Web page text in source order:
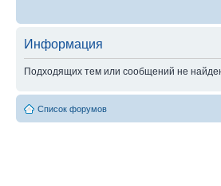
Информация
Подходящих тем или сообщений не
Список форумов